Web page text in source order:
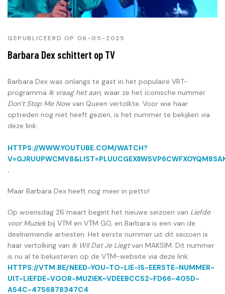
GEPUBLICEERD OP 06-05-2025
Barbara Dex schittert op TV
Barbara Dex was onlangs te gast in het populaire VRT-
programma Ik vraag het aan, waar ze het iconische nummer
Don’t Stop Me Nowvan Queen vertolkte. Voor wie haar
optreden nog niet heeft gezien, is het nummer te bekijken via
deze link:
HTTPS://WWW.YOUTUBE.COM/WATCH?
.
Maar Barbara Dex heeft nog meer in petto!
Op woensdag 26 maart begint het nieuwe seizoen van Liefde
voor Muziekbij VTM en VTM GO, en Barbara is een van de
deelnemende artiesten. Het eerste nummer uit dit seizoen is
haar vertolking van Ik Wil Dat Je Liegtvan MAKSIM. Dit nummer
is nu al te beluisteren op de VTM-website via deze link:
HTTPS://VTM.BE/NEED-YOU-TO-LIE-IS-EERSTE-NUMMER-
UIT-LIEFDE-VOOR-MUZIEK~VDEEBCC52-FD66-405D-
A54C-4756878347C4